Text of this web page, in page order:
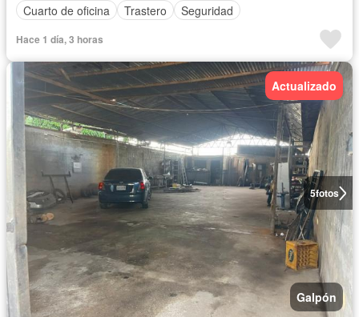
Cuarto de oficina
Trastero Seguridad
Hace 1 día, 3 horas
5fotos
Actualizado
Galpón